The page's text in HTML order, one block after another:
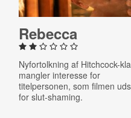
Rebecca
Nyfortolkning af Hitchcock-
mangler interesse for
titelpersonen, som filmen
for slut-shaming.